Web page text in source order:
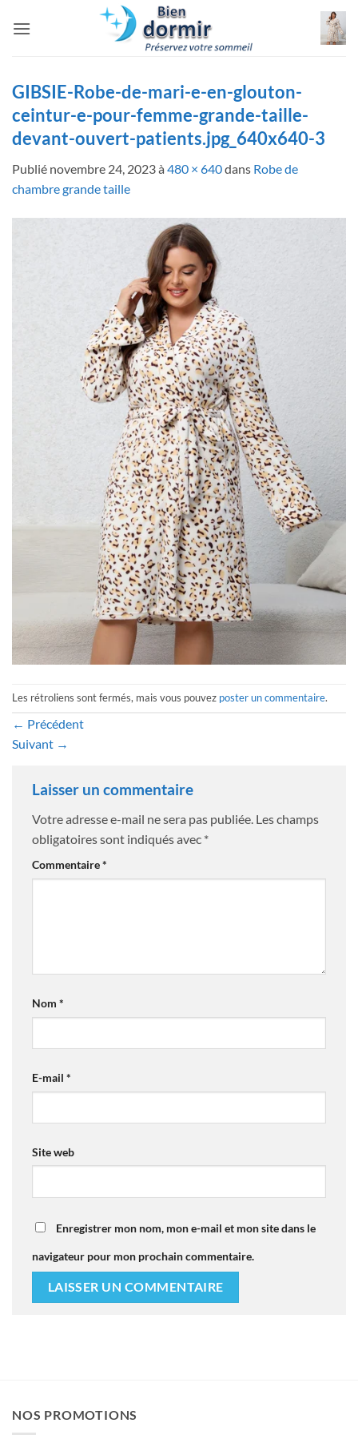
GIBSIE-Robe-de-mari-e-en-glouton-
ceintur-e-pour-femme-grande-taille-
devant-ouvert-patients.jpg_640x640-3
Publié novembre 24, 2023à 480 × 640dans Robe de
chambre grande taille
Les rétroliens sont fermés, mais vous pouvez poster un commentaire.
← Précédent
Suivant →
Laisser un commentaire
Votre adresse e-mail ne sera pas publiée. Les champs
obligatoires sont indiqués avec *
Commentaire*
Nom *
E-mail *
Site web
Enregistrer mon nom, mon e-mail et mon site dans le
navigateur pour mon prochain commentaire.
NOS PROMOTIONS